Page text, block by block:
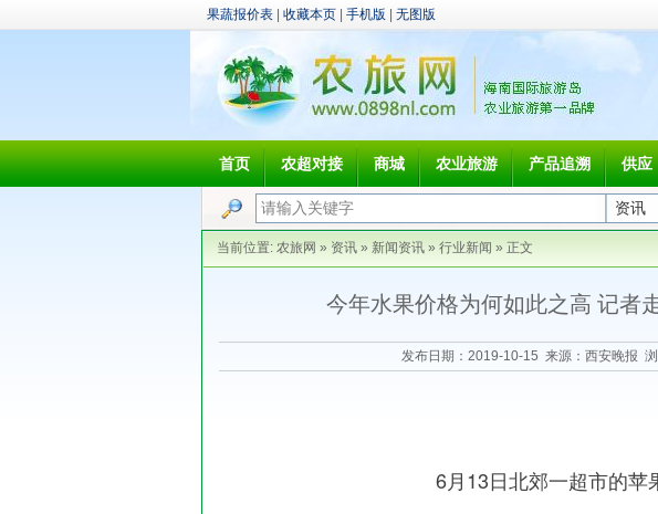
果蔬报价表 收藏本页 手机版 无图版
首页 农超对接 商城 农业旅游 产品追溯 供应
当前位置: 农旅网 » 资讯 » 新闻资讯 » 行业新闻 » 正文
今年水果价格为何如此之高 记者
发布日期：2019-10-15 来源：西安晚报 浏
6月13日北郊一超市的苹